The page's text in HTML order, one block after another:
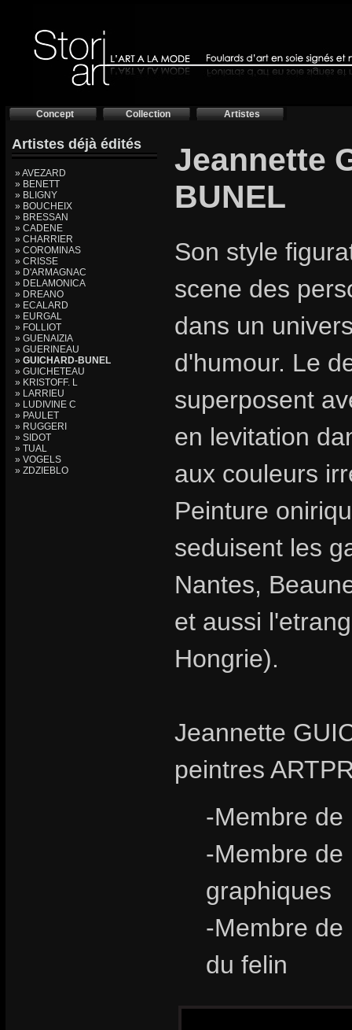
Concept Collection Artistes
Artistes déjà édités
» AVEZARD
» BENETT
» BLIGNY
» BOUCHEIX
» BRESSAN
» CADENE
» CHARRIER
» COROMINAS
» CRISSE
» D'ARMAGNAC
» DELAMONICA
» DREANO
» ECALARD
» EURGAL
» FOLLIOT
» GUENAIZIA
» GUERINEAU
» GUICHARD-BUNEL
» GUICHETEAU
» KRISTOFF. L
» LARRIEU
» LUDIVINE C
» PAULET
» RUGGERI
» SIDOT
» TUAL
» VOGELS
» ZDZIEBLO
Jeannette
BUNEL
Son style
scene des
dans un
d'humour. Le
superposent
en levitation
aux couleurs
Peinture
seduisent les
Nantes,
et aussi
Hongrie).
Jeannette
peintres
-Membre de
-Membre de
graphiques
-Membre de
du felin